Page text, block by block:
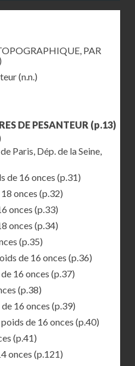
PAR
(n.n.)
DE PESANTEUR (p.13)
Paris, Dép. de la Seine,
de 16 onces (p.31)
onces (p.32)
onces (p.33)
onces (p.34)
(p.35)
de 16 onces (p.36)
16 onces (p.37)
(p.38)
16 onces (p.39)
de 16 onces (p.40)
(p.41)
onces (p.121)